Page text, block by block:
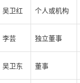
吴卫红 个人或机构
李芸 独立董事
吴卫东 董事